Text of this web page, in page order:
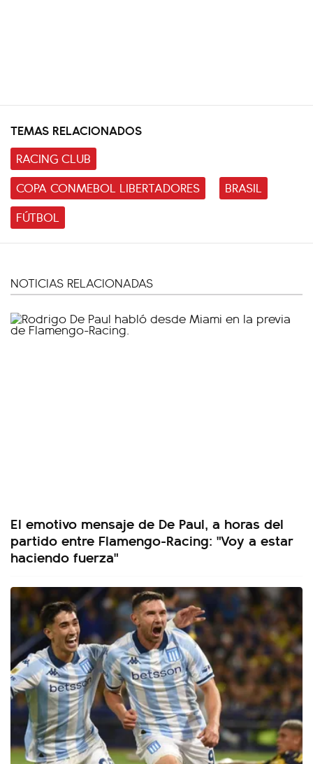
TEMAS RELACIONADOS
RACING CLUB
COPA CONMEBOL LIBERTADORES
BRASIL
FÚTBOL
NOTICIAS RELACIONADAS
El emotivo mensaje de De Paul, a horas del
partido entre Flamengo-Racing: "Voy a estar
haciendo fuerza"